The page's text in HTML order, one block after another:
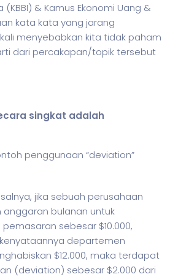
& Kamus Ekonomi Uang &
kata kata yang jarang
menyebabkan kita tidak paham
dari percakapan/topik tersebut
singkat adalah
penggunaan “deviation”
jika sebuah perusahaan
bulanan untuk
sebesar $10.000,
departemen
$12.000, maka terdapat
(deviation) sebesar $2.000 dari